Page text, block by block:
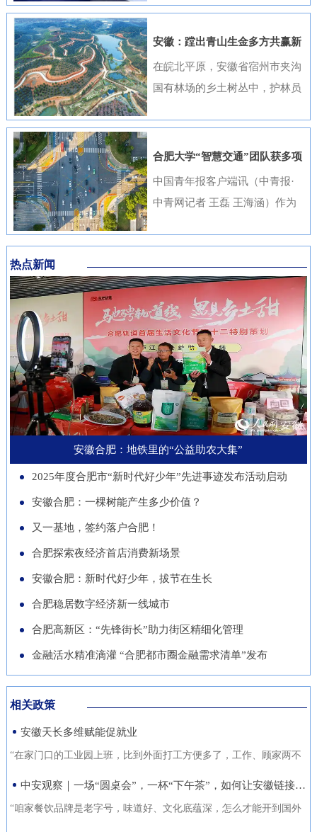
来，邮储银行安徽省分行高度重
应、热情参与。95名员工利用业
余时间潜心创作，共提交89件作
品。经过严格遴选，41件优秀作
《廉心清颂》《缝隙》等获奖作
品构思精巧、寓意深刻，将廉洁
内涵与传统文化元素相融合，充
面的扎实成效。近年来，邮储银
行安徽省分行始终将清廉金融文
化建设摆在重要位置，通过常态
化教育、制度完善与持续宣传，
推动廉洁理念内化于心、外化于
行。在开展正面宣传教育的同
时，该行也注重警示教育，特别
是面向党员领导干部开展“以案
示警、以案为戒、以案促改”专
题教育，着力构建“不敢腐、不
能腐、不想腐”的长效机制，引
态。
在上海开幕，安徽交易团携科技
创新成果与厚重文化底蕴再度亮
参会工作，已于9月20日在合肥
进博会外企（安徽）供需对接暨
投资交流活动”，会上，130余家
安徽本土知名企业与21家进博会
系。在本届进博会上，来自安徽
的科技企业带来多件实物展品在
中国馆展出，此外，淮南、池州
等地市的老字号、非遗项目也展
示安徽丰富的文化底蕴。进博八
年，安徽从一个“采购者”，努力
成为“战略合作者”，合作模式也
从单纯的“买产品”向“引技术、
促升级”深化。今年安徽交易团
负责组织新兴产业相关单位参会
招商。这一切都服务于一个更精
准的目标：通过进博会，赋能安
徽正在全力发展的重点产业，努
力推动展商变投资商。科技与开
最快汽车仰望U9、在2025机器
人足球世界杯上夺冠的人形机器
人、可
安徽：蹚出青山生金多方共赢新
路径
在皖北平原，安徽省宿州市夹沟
国有林场的乡土树丛中，护林员
南山区，歙县桂林国有林场的林
下基地里，农户忙着采收黄栀
林，从各自为战到联农共富，安
色变革，在守护江淮生态屏障的
同时，蹚出了一条生态效益、经
济效益、社会效益共赢的新路
径。作为全国林业大省，安徽现
有国有林场100个，经营总面积
超400万亩。近年来，安徽深入
贯彻落实习近平生态文明思想，
以国有林场改革为契机，通过创
新经营模式、拓展产业维度、深
化联农机制，让昔日“只守青山
的“助推器”、绿色经济的“新引
擎”。 扩绿兴绿护绿 筑牢美丽安
徽生态屏障清晨五点，潜山市驼
岭国有林场东风管护点，今年57
1988年参加工作起，这条巡山路
合肥大学“智慧交通”团队获多项
重要进展
中国青年报客户端讯（中青报·
中青网记者 王磊 王海涵）作为
局城市，合肥正在着力打造低空
经济“前沿阵地”。合肥大学“智
慧交通”团队正在基础理论、关
键核心技术、人才队伍、产业发
展等方面全面发力，着力支撑合
肥打造综合交通枢纽科技力量。
近年来，合肥大学智能建造与交
通学院积极布局低空交通发展新
赛道，打造安徽省智慧交通大数
据分析与应用工程实验室等学科
交叉创新平台，联合头部企业开
展低空物流、城市应急等多应用
场景技术攻关。2025年，团
队“基于无人机空天信息的高速
路施工全过程的可视化、智能化
监管需求，通过无人机与 AI 算
法结合，实现高速公路施工安全
隐患实时识别与动态预警，构建
交通领航人才实训基地建设，将
热点新闻
安徽合肥：地铁里的“公益助农大集”
2025年度合肥市“新时代好少年”先进事迹发布活动启动
安徽合肥：一棵树能产生多少价值？
又一基地，签约落户合肥！
合肥探索夜经济首店消费新场景
安徽合肥：新时代好少年，拔节在生长
合肥稳居数字经济新一线城市
合肥高新区：“先锋街长”助力街区精细化管理
金融活水精准滴灌 “合肥都市圈金融需求清单”发布
相关政策
安徽天长多维赋能促就业
“在家门口的工业园上班，比到外面打工方便多了，工作、顾家两不
中安观察｜一场“圆桌会”，一杯“下午茶”，如何让安徽链接世界？
“咱家餐饮品牌是老字号，味道好、文化底蕴深，怎么才能开到国外